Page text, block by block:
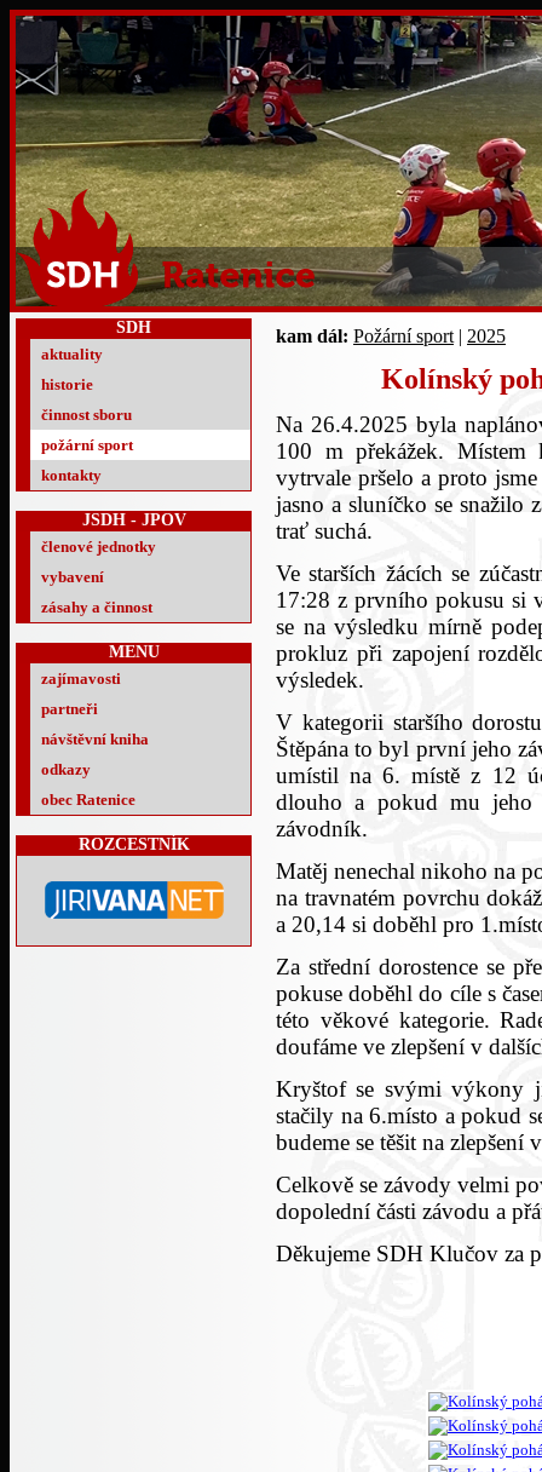
SDH
aktuality
historie
činnost sboru
požární sport
kontakty
JSDH - JPOV
členové jednotky
vybavení
zásahy a činnost
MENU
zajímavosti
partneři
návštěvní kniha
odkazy
obec Ratenice
ROZCESTNÍK
kam dál: Požární sport| 2025
Kolínský
Na 26.4.2025 byla
100 m překážek.
vytrvale pršelo a proto
jasno a sluníčko se snažilo
trať suchá.
Ve starších žácích se
17:28 z prvního pokusu si
se na výsledku mírně
prokluz při zapojení
výsledek.
V kategorii staršího
Štěpána to byl první jeho
umístil na 6. místě z 12
dlouho a pokud mu jeho
závodník.
Matěj nenechal nikoho na
na travnatém povrchu
a 20,14 si doběhl pro
Za střední dorostence se
pokuse doběhl do cíle s
této věkové kategorie.
doufáme ve zlepšení v
Kryštof se svými výkony
stačily na 6.místo a pokud
budeme se těšit na zlepšení
Celkově se závody velmi
dopolední části závodu a
Děkujeme SDH Klučov za